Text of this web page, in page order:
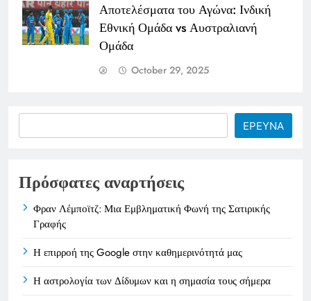
Αποτελέσματα του Αγώνα: Ινδική
Εθνική Ομάδα vs Αυστραλιανή
Ομάδα
October 29, 2025
ΕΡΕΥΝΑ
Πρόσφατες αναρτήσεις
Φραν Λέμποϊτζ: Μια Εμβληματική Φωνή της Σατιρικής
Γραφής
Η επιρροή της Google στην καθημερινότητά μας
Η αστρολογία των Δίδυμων και η σημασία τους σήμερα